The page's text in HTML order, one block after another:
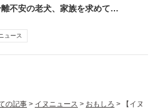
不安の老犬、家族を求めて…
ュース
の記事 > イヌニュース > おもしろ >
【イヌ